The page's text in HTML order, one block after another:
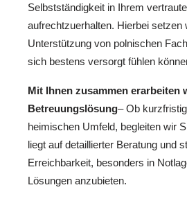
Selbstständigkeit in Ihrem
aufrechtzuerhalten. Hierbei setzen
Unterstützung von polnischen
sich bestens versorgt fühlen
Mit Ihnen zusammen erarbeiten
Betreuungslösung– Ob
heimischen Umfeld, begleiten wir
liegt auf detaillierter Beratung und
Erreichbarkeit, besonders in
Lösungen anzubieten.